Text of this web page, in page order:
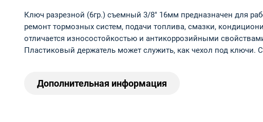
Ключ разрезной (6гр.) съемный 3/8" 16мм предназначен для
ремонт тормозных систем, подачи топлива, смазки,
отличается износостойкостью и антикоррозийными
Пластиковый держатель может служить, как чехол под ключи.
Дополнительная информация